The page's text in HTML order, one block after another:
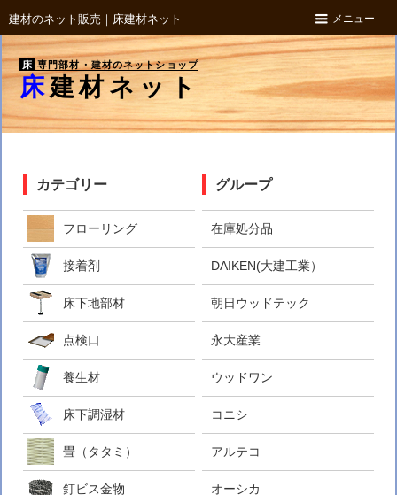
建材のネット販売｜床建材ネット メニュー
床 専門部材・建材のネットショップ
床建材ネット
カテゴリー
フローリング
接着剤
床下地部材
点検口
養生材
床下調湿材
畳（タタミ）
釘ビス金物
グループ
在庫処分品
DAIKEN(大建工業）
朝日ウッドテック
永大産業
ウッドワン
コニシ
アルテコ
オーシカ